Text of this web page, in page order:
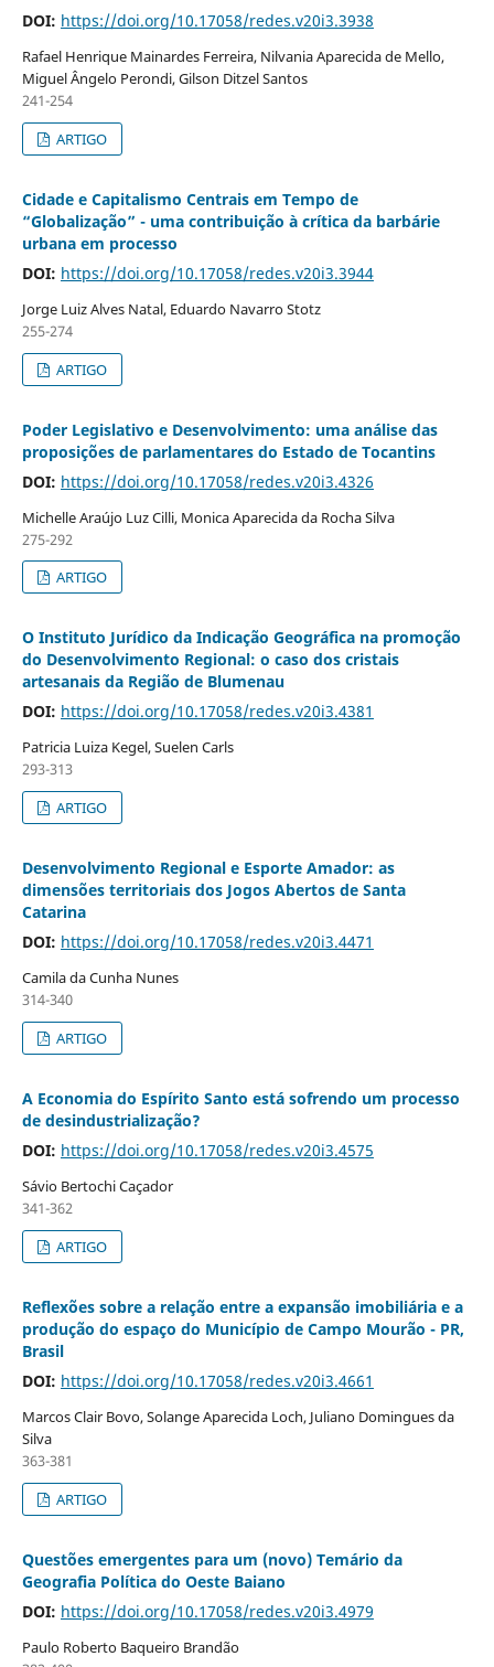
DOI: https://doi.org/10.17058/redes.v20i3.3938
Rafael Henrique Mainardes Ferreira, Nilvania Aparecida de Mello,
Miguel Ângelo Perondi, Gilson Ditzel Santos
241-254
ARTIGO
Cidade e Capitalismo Centrais em Tempo de
“Globalização” - uma contribuição à crítica da barbárie
urbana em processo
DOI: https://doi.org/10.17058/redes.v20i3.3944
Jorge Luiz Alves Natal, Eduardo Navarro Stotz
255-274
ARTIGO
Poder Legislativo e Desenvolvimento: uma análise das
proposições de parlamentares do Estado de Tocantins
DOI: https://doi.org/10.17058/redes.v20i3.4326
Michelle Araújo Luz Cilli, Monica Aparecida da Rocha Silva
275-292
ARTIGO
O Instituto Jurídico da Indicação Geográfica na promoção
do Desenvolvimento Regional: o caso dos cristais
artesanais da Região de Blumenau
DOI: https://doi.org/10.17058/redes.v20i3.4381
Patricia Luiza Kegel, Suelen Carls
293-313
ARTIGO
Desenvolvimento Regional e Esporte Amador: as
dimensões territoriais dos Jogos Abertos de Santa
Catarina
DOI: https://doi.org/10.17058/redes.v20i3.4471
Camila da Cunha Nunes
314-340
ARTIGO
A Economia do Espírito Santo está sofrendo um processo
de desindustrialização?
DOI: https://doi.org/10.17058/redes.v20i3.4575
Sávio Bertochi Caçador
341-362
ARTIGO
Reflexões sobre a relação entre a expansão imobiliária e a
produção do espaço do Município de Campo Mourão - PR,
Brasil
DOI: https://doi.org/10.17058/redes.v20i3.4661
Marcos Clair Bovo, Solange Aparecida Loch, Juliano Domingues da
Silva
363-381
ARTIGO
Questões emergentes para um (novo) Temário da
Geografia Política do Oeste Baiano
DOI: https://doi.org/10.17058/redes.v20i3.4979
Paulo Roberto Baqueiro Brandão